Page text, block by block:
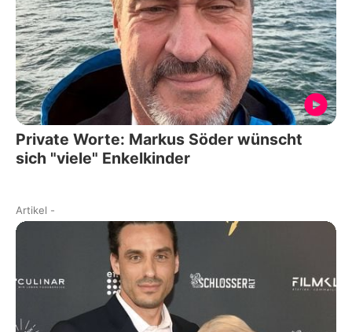
Private Worte: Markus Söder wünscht
sich "viele" Enkelkinder
Artikel -